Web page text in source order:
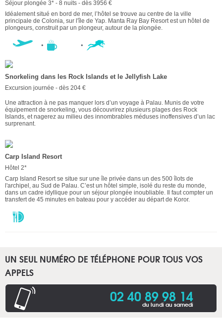
Séjour plongée 3* - 8 nuits - dès 3956 €
Idéalement situé en bord de mer, l’hôtel se trouve au centre de la ville
principale de Colonia, sur l'île de Yap. Manta Ray Bay Resort est un hôtel de
plongeurs, construit par un plongeur, autour de la plongée.
Snorkeling dans les Rock Islands et le Jellyfish Lake
Excursion journée - dès 204 €
Une attraction à ne pas manquer lors d’un voyage à Palau. Munis de votre
équipement de snorkeling, vous découvrirez plusieurs plages des Rock
Islands, et nagerez au milieu des innombrables méduses inoffensives d’un lac
surprenant.
Carp Island Resort
Hôtel 2*
Carp Island Resort se situe sur une île privée dans un des 500 îlots de
l'archipel, au Sud de Palau. C’est un hôtel simple, isolé du reste du monde,
dans un cadre idyllique pour un séjour plongée inoubliable. Il faut compter un
transfert de 45 minutes en bateau pour y accéder au départ de Koror.
UN SEUL NUMÉRO DE TÉLÉPHONE POUR TOUS VOS
APPELS
02 40 89 98 14
du lundi au samedi